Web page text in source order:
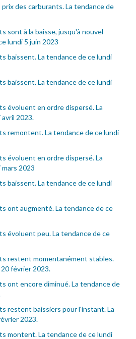
des carburants. La tendance de
sont à la baisse, jusqu'à nouvel
lundi 5 juin 2023
baissent. La tendance de ce lundi
baissent. La tendance de ce lundi
évoluent en ordre dispersé. La
2023.
remontent. La tendance de ce lundi
évoluent en ordre dispersé. La
2023
baissent. La tendance de ce lundi
ont augmenté. La tendance de ce
évoluent peu. La tendance de ce
restent momentanément stables.
février 2023.
ont encore diminué. La tendance de
restent baissiers pour l'instant. La
2023.
montent. La tendance de ce lundi